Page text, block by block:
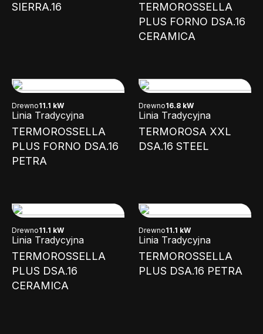
SIERRA.16
TERMOROSSELLA
PLUS FORNO DSA.16
CERAMICA
Drewno11.1 kW
Linia Tradycyjna
TERMOROSSELLA
PLUS FORNO DSA.16
PETRA
Drewno16.8 kW
Linia Tradycyjna
TERMOROSA XXL
DSA.16 STEEL
Drewno11.1 kW
Linia Tradycyjna
TERMOROSSELLA
PLUS DSA.16
CERAMICA
Drewno11.1 kW
Linia Tradycyjna
TERMOROSSELLA
PLUS DSA.16 PETRA